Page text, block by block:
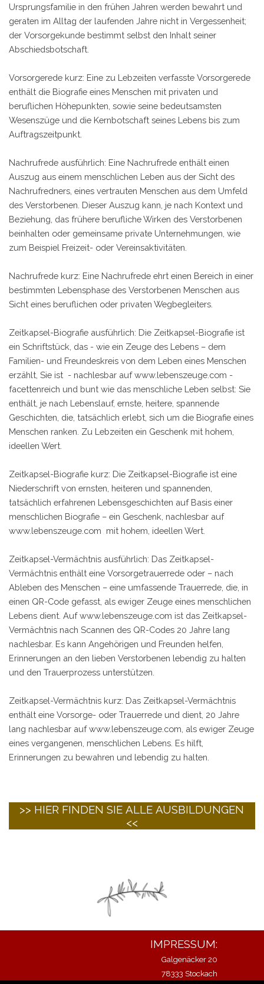
Ursprungsfamilie in den frühen Jahren werden bewahrt und
geraten im Alltag der laufenden Jahre nicht in Vergessenheit;
der Vorsorgekunde bestimmt selbst den Inhalt seiner
Abschiedsbotschaft.
Vorsorgerede kurz: Eine zu Lebzeiten verfasste Vorsorgerede
enthält die Biografie eines Menschen mit privaten und
beruflichen Höhepunkten, sowie seine bedeutsamsten
Wesenszüge und die Kernbotschaft seines Lebens bis zum
Auftragszeitpunkt.
Nachrufrede ausführlich: Eine Nachrufrede enthält einen
Auszug aus einem menschlichen Leben aus der Sicht des
Nachrufredners, eines vertrauten Menschen aus dem Umfeld
des Verstorbenen. Dieser Auszug kann, je nach Kontext und
Beziehung, das frühere berufliche Wirken des Verstorbenen
beinhalten oder gemeinsame private Unternehmungen, wie
zum Beispiel Freizeit- oder Vereinsaktivitäten.
Nachrufrede kurz: Eine Nachrufrede ehrt einen Bereich in einer
bestimmten Lebensphase des Verstorbenen Menschen aus
Sicht eines beruflichen oder privaten Wegbegleiters.
Zeitkapsel-Biografie ausführlich: Die Zeitkapsel-Biografie ist
ein Schriftstück, das - wie ein Zeuge des Lebens – dem
Familien- und Freundeskreis von dem Leben eines Menschen
erzählt, Sie ist - nachlesbar auf www.lebenszeuge.com -
facettenreich und bunt wie das menschliche Leben selbst: Sie
enthält, je nach Lebenslauf, ernste, heitere, spannende
Geschichten, die, tatsächlich erlebt, sich um die Biografie eines
Menschen ranken. Zu Lebzeiten ein Geschenk mit hohem,
ideellen Wert.
Zeitkapsel-Biografie kurz: Die Zeitkapsel-Biografie ist eine
Niederschrift von ernsten, heiteren und spannenden,
tatsächlich erfahrenen Lebensgeschichten auf Basis einer
menschlichen Biografie – ein Geschenk, nachlesbar auf
www.lebenszeuge.com mit hohem, ideellen Wert.
Zeitkapsel-Vermächtnis ausführlich: Das Zeitkapsel-
Vermächtnis enthält eine Vorsorgetrauerrede oder – nach
Ableben des Menschen – eine umfassende Trauerrede, die, in
einen QR-Code gefasst, als ewiger Zeuge eines menschlichen
Lebens dient. Auf www.lebenszeuge.com ist das Zeitkapsel-
Vermächtnis nach Scannen des QR-Codes 20 Jahre lang
nachlesbar. Es kann Angehörigen und Freunden helfen,
Erinnerungen an den lieben Verstorbenen lebendig zu halten
und den Trauerprozess unterstützen.
Zeitkapsel-Vermächtnis kurz: Das Zeitkapsel-Vermächtnis
enthält eine Vorsorge- oder Trauerrede und dient, 20 Jahre
lang nachlesbar auf www.lebenszeuge.com, als ewiger Zeuge
eines vergangenen, menschlichen Lebens. Es hilft,
Erinnerungen zu bewahren und lebendig zu halten.
>> HIER FINDEN SIE ALLE AUSBILDUNGEN
<<
IMPRESSUM:
Galgenäcker 20
78333 Stockach